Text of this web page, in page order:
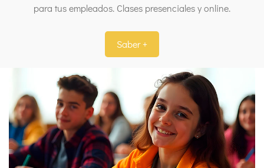
para tus empleados. Clases presenciales y online.
Saber +